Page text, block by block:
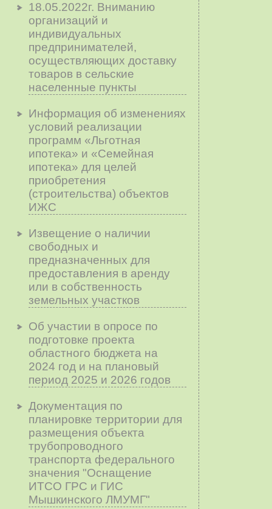
18.05.2022г. Вниманию
организаций и
индивидуальных
предпринимателей,
осуществляющих доставку
товаров в сельские
населенные пункты
Информация об изменениях
условий реализации
программ «Льготная
ипотека» и «Семейная
ипотека» для целей
приобретения
(строительства) объектов
ИЖС
Извещение о наличии
свободных и
предназначенных для
предоставления в аренду
или в собственность
земельных участков
Об участии в опросе по
подготовке проекта
областного бюджета на
2024 год и на плановый
период 2025 и 2026 годов
Документация по
планировке территории для
размещения объекта
трубопроводного
транспорта федерального
значения "Оснащение
ИТСО ГРС и ГИС
Мышкинского ЛМУМГ"